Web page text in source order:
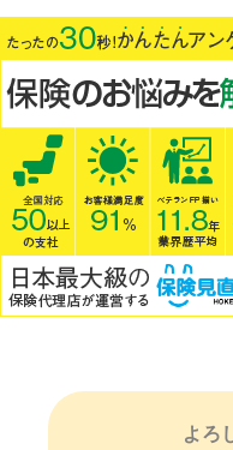
よろ